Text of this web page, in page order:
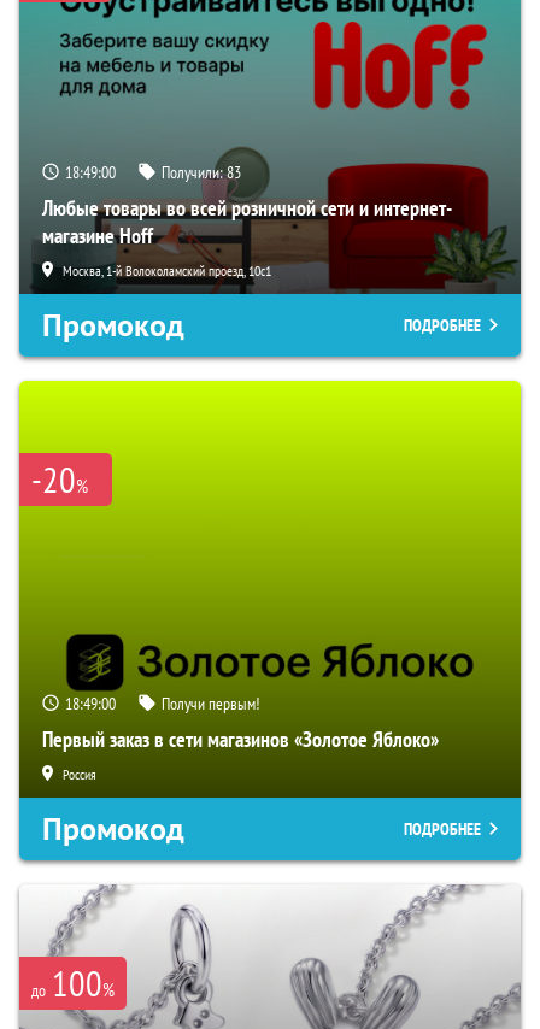
18:48:59 Получили:83
Любые товары во всей розничной сети и интернет-
магазине Hoff
Москва, 1-й Волоколамский проезд, 10с1
Промокод ПОДРОБНЕЕ
-20%
18:48:59 Получи первым!
Первый заказ в сети магазинов «Золотое Яблоко»
Россия
Промокод ПОДРОБНЕЕ
до 100%